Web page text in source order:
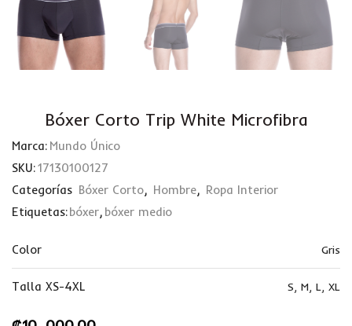
Bóxer Corto Trip White Microfibra
Marca: Mundo Único
SKU:17130100127
Categorías Bóxer Corto, Hombre, Ropa Interior
Etiquetas:bóxer, bóxer medio
Color Gris
Talla XS-4XL S, M, L, XL